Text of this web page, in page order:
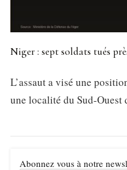
Niger : sept soldats tués
L’assaut a visé une
une localité du Sud-
Abonnez vous à notre